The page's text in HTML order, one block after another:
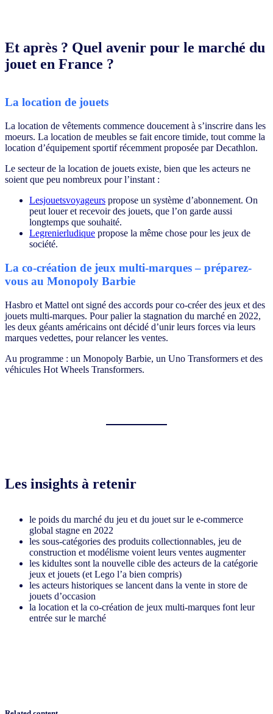
Et après ? Quel avenir pour le marché du
jouet en France ?
La location de jouets
La location de vêtements commence doucement à s’inscrire dans les
moeurs. La location de meubles se fait encore timide, tout comme la
location d’équipement sportif récemment proposée par Decathlon.
Le secteur de la location de jouets existe, bien que les acteurs ne
soient que peu nombreux pour l’instant :
Lesjouetsvoyageurs propose un système d’abonnement. On
peut louer et recevoir des jouets, que l’on garde aussi
longtemps que souhaité.
Legrenierludique propose la même chose pour les jeux de
société.
La co-création de jeux multi-marques – préparez-
vous au Monopoly Barbie
Hasbro et Mattel ont signé des accords pour co-créer des jeux et des
jouets multi-marques. Pour palier la stagnation du marché en 2022,
les deux géants américains ont décidé d’unir leurs forces via leurs
marques vedettes, pour relancer les ventes.
Au programme : un Monopoly Barbie, un Uno Transformers et des
véhicules Hot Wheels Transformers.
Les insights à retenir
le poids du marché du jeu et du jouet sur le e-commerce
global stagne en 2022
les sous-catégories des produits collectionnables, jeu de
construction et modélisme voient leurs ventes augmenter
les kidultes sont la nouvelle cible des acteurs de la catégorie
jeux et jouets (et Lego l’a bien compris)
les acteurs historiques se lancent dans la vente in store de
jouets d’occasion
la location et la co-création de jeux multi-marques font leur
entrée sur le marché